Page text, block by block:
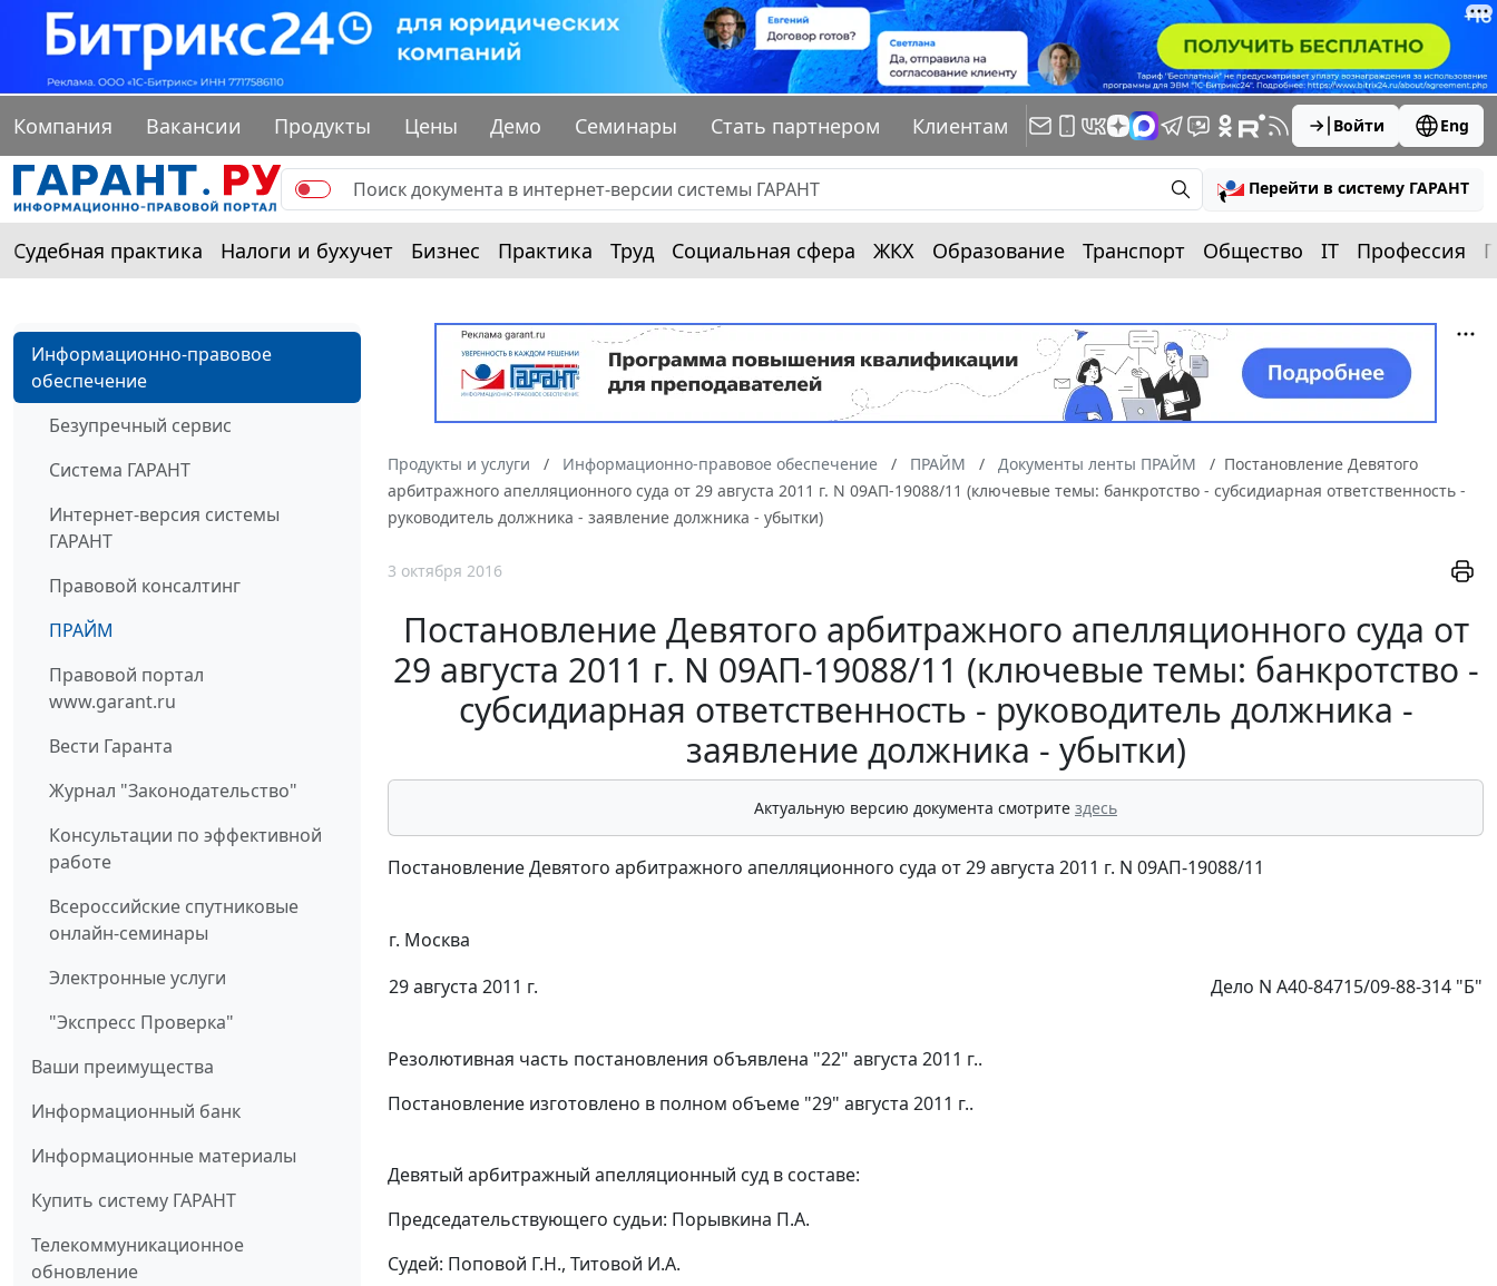
Компания Вакансии Продукты Цены Демо Семинары Стать партнером Клиентам Войти Eng
Перейти в систему ГАРАНТ
Судебная практика Налоги и бухучет Бизнес Практика Труд Социальная сфера ЖКХ Образование Транспорт Общество IT Профессия
Информационно-правовое
обеспечение
Безупречный сервис
Система ГАРАНТ
Интернет-версия системы
ГАРАНТ
Правовой консалтинг
ПРАЙМ
Правовой портал
www.garant.ru
Вести Гаранта
Журнал "Законодательство"
Консультации по эффективной
работе
Всероссийские спутниковые
онлайн-семинары
Электронные услуги
"Экспресс Проверка"
Ваши преимущества
Информационный банк
Информационные материалы
Купить систему ГАРАНТ
Телекоммуникационное
обновление
Продукты и услуги Информационно-правовое обеспечение ПРАЙМ Документы ленты ПРАЙМ
Постановление Девятого
арбитражного апелляционного суда от 29 августа 2011 г. N 09АП-19088/11 (ключевые темы: банкротство - субсидиарная ответственность -
руководитель должника - заявление должника - убытки)
3 октября 2016
Постановление Девятого арбитражного апелляционного суда от
29 августа 2011 г. N 09АП-19088/11 (ключевые темы: банкротство -
субсидиарная ответственность - руководитель должника -
заявление должника - убытки)
Актуальную версию документа смотрите здесь
Постановление Девятого арбитражного апелляционного суда от 29 августа 2011 г. N 09АП-19088/11
г. Москва
29 августа 2011 г.
Дело N А40-84715/09-88-314 "Б"
Резолютивная часть постановления объявлена "22" августа 2011 г..
Постановление изготовлено в полном объеме "29" августа 2011 г..
Девятый арбитражный апелляционный суд в составе:
Председательствующего судьи: Порывкина П.А.
Судей: Поповой Г.Н., Титовой И.А.